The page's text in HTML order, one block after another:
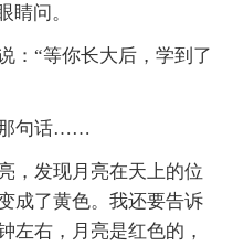
睛问。
：“等你长大后，学到了
那句话……
，发现月亮在天上的位
成了黄色。我还要告诉
左右，月亮是红色的，